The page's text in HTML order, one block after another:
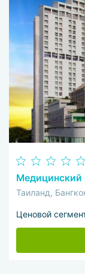
Медицинский
Таиланд,
Ценовой